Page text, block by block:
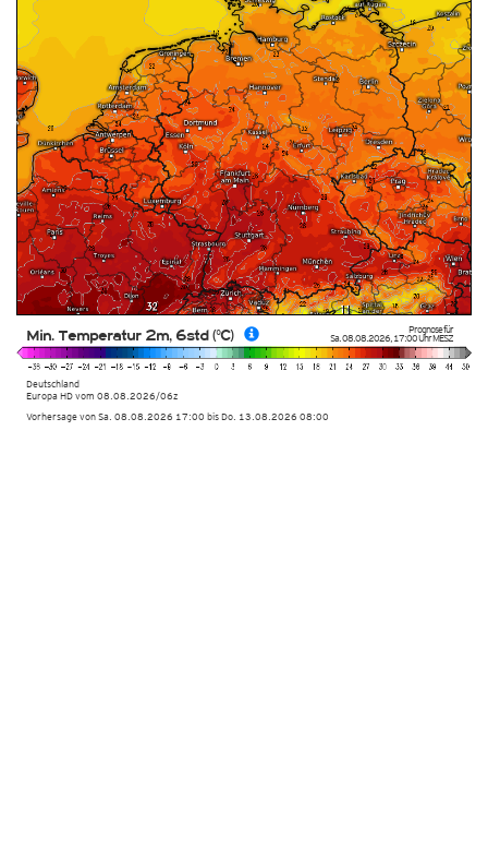
Prognose für
Sa. 08.08.2026,17:00 UhrMESZ
Deutschland
Europa HDvom 08.08.2026/06z
Min. Temperatur 2m, 6std (°C)
Vorhersage von Sa. 08.08.2026 17:00 bis Do. 13.08.2026 08:00